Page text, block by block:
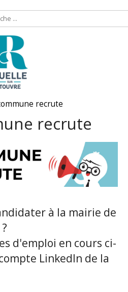
recrute
recrute
à la mairie de
d'emploi en cours ci-
LinkedIn de la